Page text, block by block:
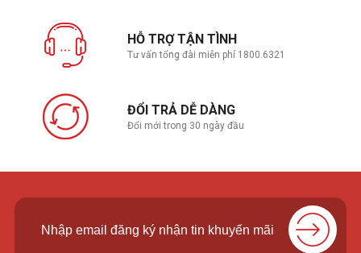
HỖ TRỢ TẬN TÌNH
Tư vấn tổng đài miễn phí 1800.6321
ĐỔI TRẢ DỄ DÀNG
Đổi mới trong 30 ngày đầu